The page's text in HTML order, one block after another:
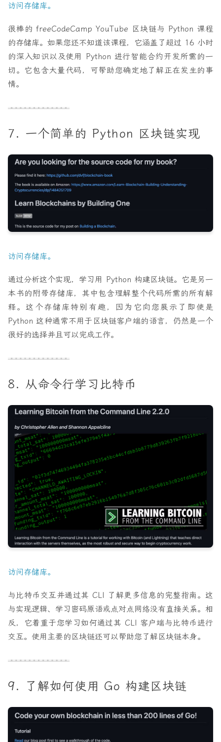
访问存储库。
很棒的 freeCodeCamp YouTube 区块链与 Python 课程
的存储库。如果您还不知道该课程，它涵盖了超过 16 小时
的深入知识以及使用 Python 进行智能合约开发所需的一
切。它包含大量代码，可帮助您确定地了解正在发生的事
情。
7. 一个简单的 Python 区块链实现
访问存储库。
通过分析这个实现，学习用 Python 构建区块链。它是另一
本书的附带存储库，其中包含理解整个代码所需的所有解
释。这个存储库特别有趣，因为它向您展示了即使是
Python 这种通常不用于区块链客户端的语言，仍然是一个
很好的选择并且可以完成工作。
8. 从命令行学习比特币
访问存储库。
与比特币交互并通过其 CLI 了解更多信息的完整指南。这
与实现逻辑、学习密码原语或点对点网络没有直接关系。相
反，它着重于您学习如何通过其 CLI 客户端与比特币进行
交互。使用主要的区块链还可以帮助您了解区块链本身。
9. 了解如何使用 Go 构建区块链